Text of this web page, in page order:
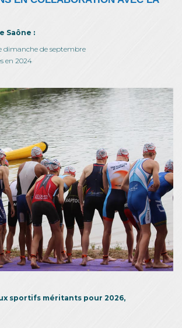
Saône :
dimanche de septembre
en 2024
sportifs méritants pour 2026,